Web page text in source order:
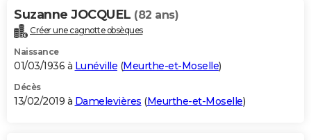
Suzanne JOCQUEL (82 ans)
Créer une cagnotte obsèques
Naissance
01/03/1936 à Lunéville (Meurthe-et-Moselle)
Décès
13/02/2019 à Damelevières (Meurthe-et-Moselle)